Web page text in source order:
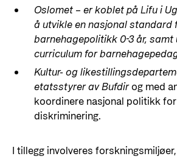
Oslomet – er koblet på Lifu i
å utvikle en nasjonal standard
barnehagepolitikk 0-3 år,
curriculum for
Kultur- og
etatsstyrer av Bufdirog med
koordinere nasjonal politikk
diskriminering.
I tillegg involveres